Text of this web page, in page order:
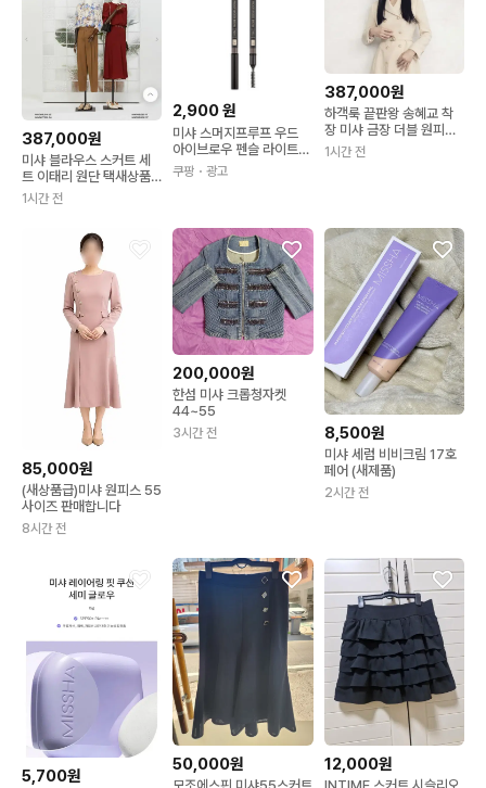
387,000원
미샤 블라우스 스커트 세
트 이태리 원단 택새상품
고급핏 하객룩
1시간 전
2,900원
미샤 스머지프루프 우드
아이브로우 펜슬 라이트
브라운 1개
쿠팡 ・광고
387,000원
하객룩 끝판왕 송혜교 착
장 미샤 금장 더블 원피스
새상품
1시간 전
85,000원
(새상품급)미샤 원피스 55
사이즈 판매합니다
8시간 전
200,000원
한섬 미샤 크롭청자켓
44~55
3시간 전 8,500원
미샤 세럼 비비크림 17호
페어 (새제품)
2시간 전
5,700원
50,000원 12,000원